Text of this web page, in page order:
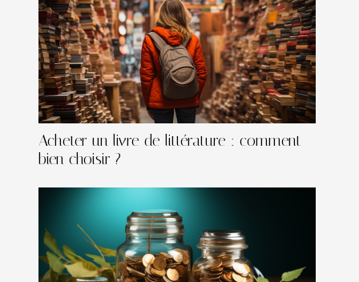
Acheter un livre de littérature : comment
bien choisir ?